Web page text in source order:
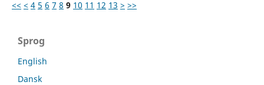
<< < 4 5 6 7 8 9 10 11 12 13 > >>
Sprog
English
Dansk